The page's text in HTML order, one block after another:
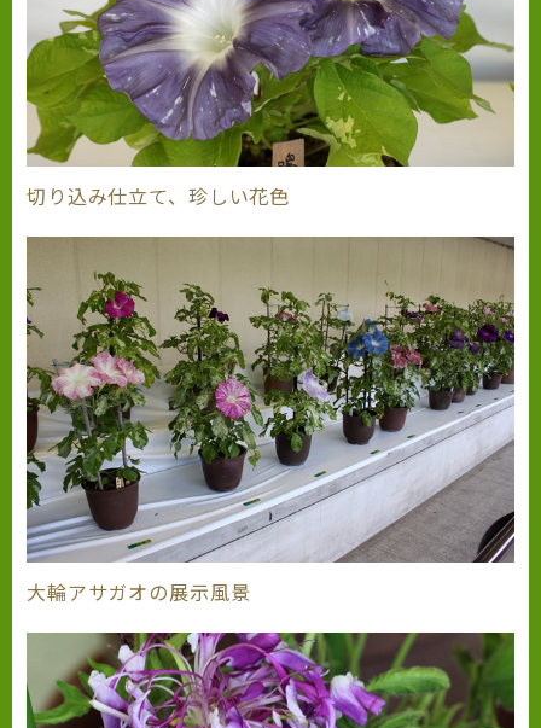
切り込み仕立て、珍しい花色
大輪アサガオの展示風景